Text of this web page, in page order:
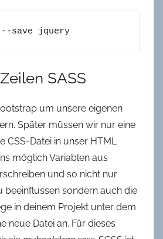
save jquery
SASS
um unsere eigenen
Später müssen wir nur eine
CSS-Datei in unser HTML
möglich Variablen aus
und so nicht nur
beeinflussen sondern auch die
in deinem Projekt unter dem
neue Datei an. Für dieses